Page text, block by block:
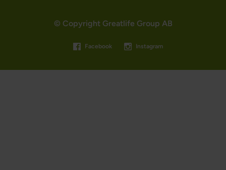
© Copyright Greatlife Group AB
Facebook Instagram